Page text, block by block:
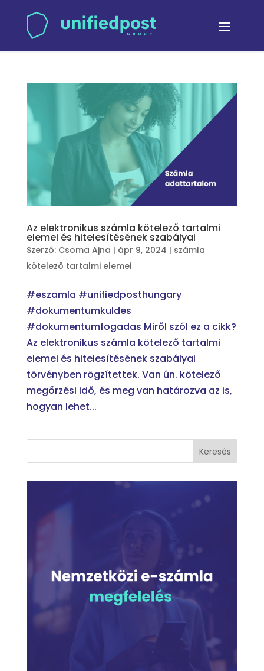
Az elektronikus számla kötelező tartalmi
elemei és hitelesítésének szabályai
Szerző: Csoma Ajna | ápr 9, 2024 | számla
kötelező tartalmi elemei
#eszamla #unifiedposthungary
#dokumentumkuldes
#dokumentumfogadas Miről szól ez a cikk?
Az elektronikus számla kötelező tartalmi
elemei és hitelesítésének szabályai
törvényben rögzítettek. Van ún. kötelező
megőrzési idő, és meg van határozva az is,
hogyan lehet...